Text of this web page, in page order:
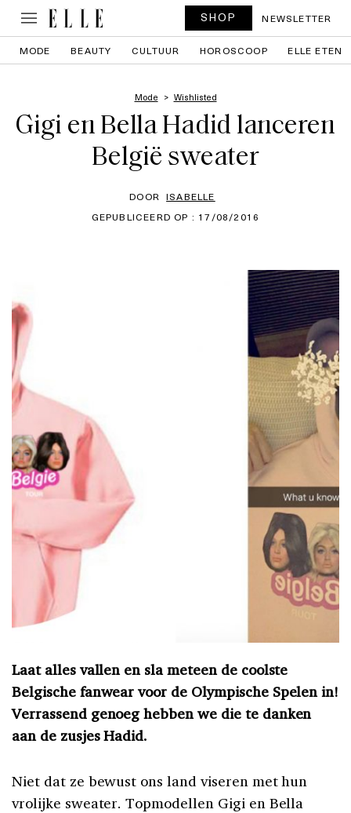
SHOP NEWSLETTER
MODE BEAUTY CULTUUR HOROSCOOP ELLE ETEN
Mode Wishlisted
Gigi en Bella Hadid lanceren
België sweater
DOOR ISABELLE
GEPUBLICEERD OP : 17/08/2016
Laat alles vallen en sla meteen de coolste
Belgische fanwear voor de Olympische Spelen in!
Verrassend genoeg hebben we die te danken
aan de zusjes Hadid.
Niet dat ze bewust ons land viseren met hun
vrolijke sweater. Topmodellen Gigi en Bella